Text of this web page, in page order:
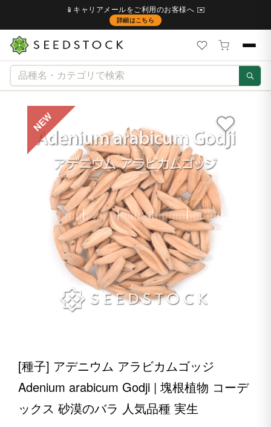
📱キャリアメールをご利用のお客様へ ✉️
詳細はこちら
NEW
[種子] アデニウム アラビカムゴッジ
Adenium arabicum Godji | 塊根植物 コーデ
ックス 砂漠のバラ 人気品種 実生